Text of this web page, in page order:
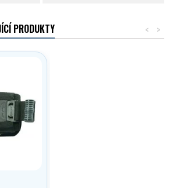
PRODUKTY >
<